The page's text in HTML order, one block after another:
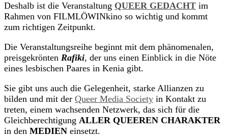
Deshalb ist die Veranstaltung QUEER GEDACHT im
Rahmen von FILMLÖWINkino so wichtig und kommt
zum richtigen Zeitpunkt.
Die Veranstaltungsreihe beginnt mit dem phänomenalen,
preisgekrönten Rafiki, der uns einen Einblick in die Nöte
eines lesbischen Paares in Kenia gibt.
Sie gibt uns auch die Gelegenheit, starke Allianzen zu
bilden und mit der Queer Media Society in Kontakt zu
treten, einem wachsenden Netzwerk, das sich für die
Gleichberechtigung ALLER QUEEREN CHARAKTER
in den MEDIEN einsetzt.